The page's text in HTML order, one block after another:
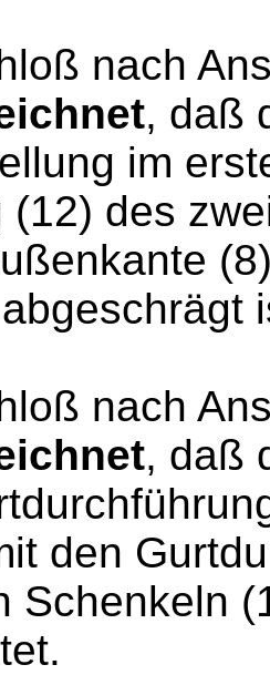
nach
, daß
im
(12) des
nach
, daß
den
Schenkeln